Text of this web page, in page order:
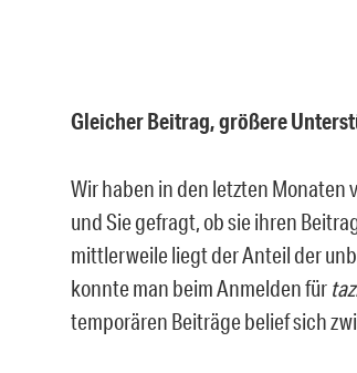
Gleicher Beitrag, größere
Wir haben in den letzten
und Sie gefragt, ob sie ihren
mittlerweile liegt der Anteil der
konnte man beim Anmelden für
temporären Beiträge belief sich